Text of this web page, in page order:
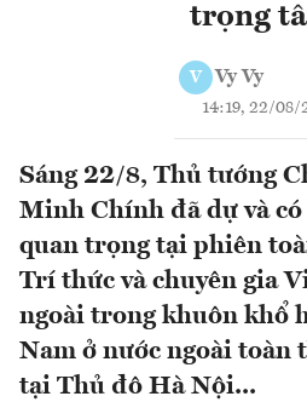
trọng
V Vy Vy
14:19, 22/08/
Sáng 22/8, Thủ tướng
Minh Chính đã dự và
quan trọng tại phiên
Trí thức và chuyên gia
ngoài trong khuôn khổ
Nam ở nước ngoài toàn
tại Thủ đô Hà Nội...